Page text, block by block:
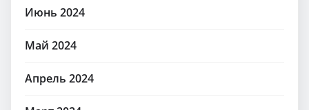
Июнь 2024
Май 2024
Апрель 2024